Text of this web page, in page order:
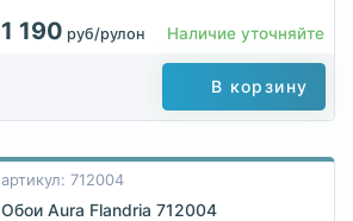
1 190 руб/рулон Наличие уточняйте
В корзину
артикул: 712004
Обои Aura Flandria 712004